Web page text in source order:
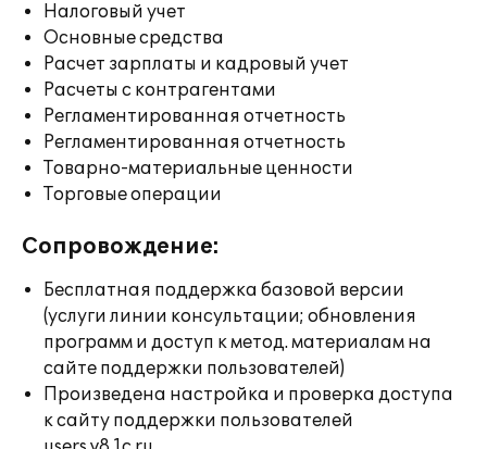
Налоговый учет
Основные средства
Расчет зарплаты и кадровый учет
Расчеты с контрагентами
Регламентированная отчетность
Регламентированная отчетность
Товарно-материальные ценности
Торговые операции
Сопровождение:
Бесплатная поддержка базовой версии
(услуги линии консультации; обновления
программ и доступ к метод. материалам на
сайте поддержки пользователей)
Произведена настройка и проверка доступа
к сайту поддержки пользователей